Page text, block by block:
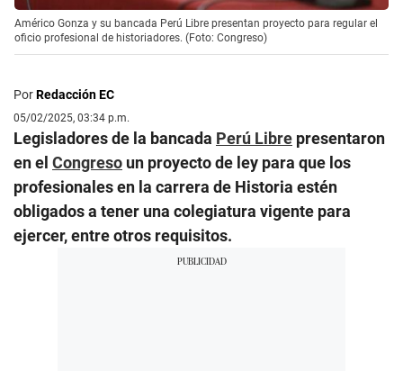
Américo Gonza y su bancada Perú Libre presentan proyecto para regular el
oficio profesional de historiadores. (Foto: Congreso)
PorRedacción EC
05/02/2025, 03:34 p.m.
Legisladores de la bancada Perú Libre presentaron
en el Congreso un proyecto de ley para que los
profesionales en la carrera de Historia estén
obligados a tener una colegiatura vigente para
ejercer, entre otros requisitos.